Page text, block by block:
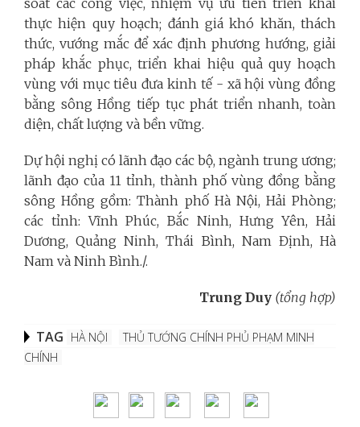
soát các công việc, nhiệm vụ ưu tiên triển khai
thực hiện quy hoạch; đánh giá khó khăn, thách
thức, vướng mắc để xác định phương hướng, giải
pháp khắc phục, triển khai hiệu quả quy hoạch
vùng với mục tiêu đưa kinh tế - xã hội vùng đồng
bằng sông Hồng tiếp tục phát triển nhanh, toàn
diện, chất lượng và bền vững.
Dự hội nghị có lãnh đạo các bộ, ngành trung ương;
lãnh đạo của 11 tỉnh, thành phố vùng đồng bằng
sông Hồng gồm: Thành phố Hà Nội, Hải Phòng;
các tỉnh: Vĩnh Phúc, Bắc Ninh, Hưng Yên, Hải
Dương, Quảng Ninh, Thái Bình, Nam Định, Hà
Nam và Ninh Bình./.
Trung Duy (tổng hợp)
TAG HÀ NỘI
THỦ TƯỚNG CHÍNH PHỦ PHẠM MINH
CHÍNH